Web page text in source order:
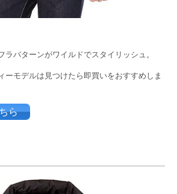
ラパターンがワイルドでスタイリッシュ。
ーモデルは見つけたら即買いをおすすめしま
ら